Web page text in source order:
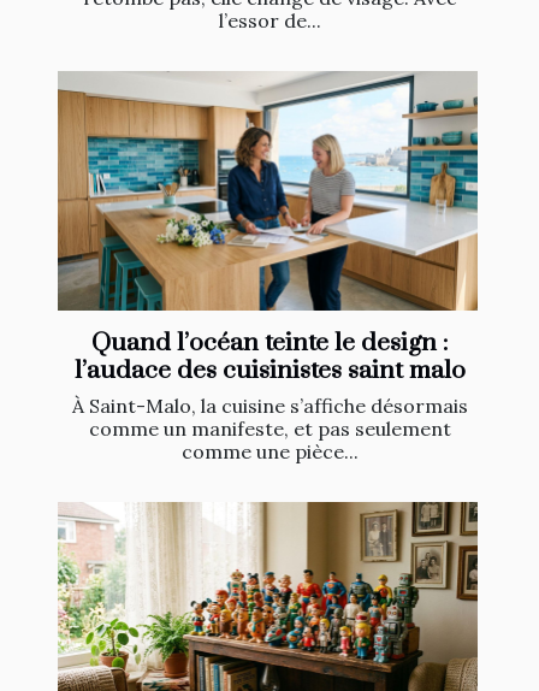
l’essor de...
Quand l’océan teinte le design :
l’audace des cuisinistes saint malo
À Saint-Malo, la cuisine s’affiche désormais
comme un manifeste, et pas seulement
comme une pièce...